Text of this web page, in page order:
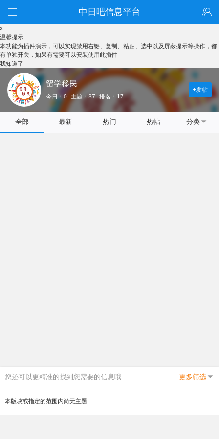
中日吧信息平台
x
温馨提示
本功能为插件演示，可以实现禁用右键、复制、粘贴、选中以及屏蔽提示等操作，都
有单独开关，如果有需要可以安装使用此插件
我知道了
留学移民
今日：0 主题：37 排名：17
+发帖
全部 最新 热门 热帖 分类
您还可以更精准的找到您需要的信息哦 更多筛选
本版块或指定的范围内尚无主题